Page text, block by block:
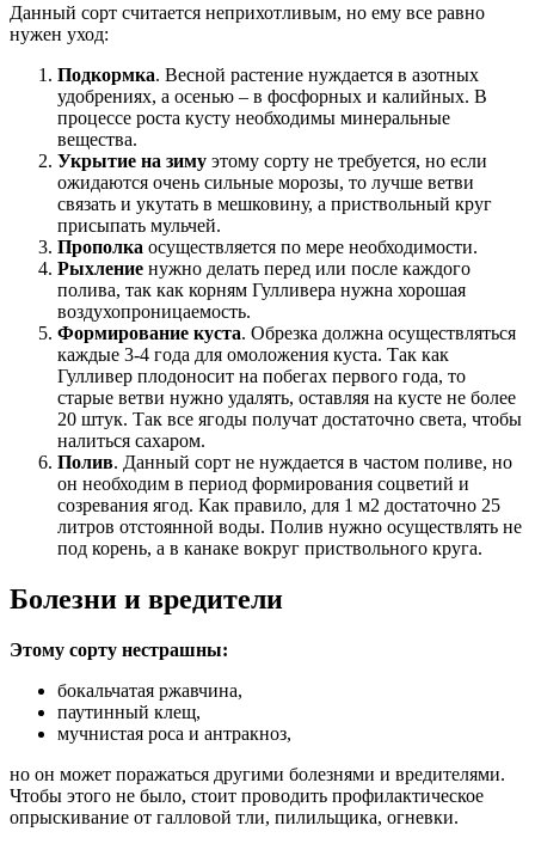
Данный сорт считается неприхотливым, но ему все равно
нужен уход:
Подкормка. Весной растение нуждается в азотных
удобрениях, а осенью – в фосфорных и калийных. В
процессе роста кусту необходимы минеральные
вещества.
Укрытие на зиму этому сорту не требуется, но если
ожидаются очень сильные морозы, то лучше ветви
связать и укутать в мешковину, а приствольный круг
присыпать мульчей.
Прополка осуществляется по мере необходимости.
Рыхление нужно делать перед или после каждого
полива, так как корням Гулливера нужна хорошая
воздухопроницаемость.
Формирование куста. Обрезка должна осуществляться
каждые 3-4 года для омоложения куста. Так как
Гулливер плодоносит на побегах первого года, то
старые ветви нужно удалять, оставляя на кусте не более
20 штук. Так все ягоды получат достаточно света, чтобы
налиться сахаром.
Полив. Данный сорт не нуждается в частом поливе, но
он необходим в период формирования соцветий и
созревания ягод. Как правило, для 1 м2 достаточно 25
литров отстоянной воды. Полив нужно осуществлять не
под корень, а в канаке вокруг приствольного круга.
Болезни и вредители
Этому сорту нестрашны:
бокальчатая ржавчина,
паутинный клещ,
мучнистая роса и антракноз,
но он может поражаться другими болезнями и вредителями.
Чтобы этого не было, стоит проводить профилактическое
опрыскивание от галловой тли, пилильщика, огневки.